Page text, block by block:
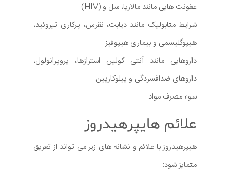
عفونت هایی مانند مالاریا، سل و (HIV)
شرایط متابولیک مانند دیابت، نقرس، پرکاری تیروئید،
هیپوگلیسمی و بیماری هیپوفیز
داروهایی مانند آنتی کولین استرازها، پروپرانولول،
داروهای ضدافسردگی و پیلوکارپین
سوء مصرف مواد
علائم هایپرهیدروز
هیپرهیدروز با علائم و نشانه های زیر می تواند از تعریق
متمایز شود: